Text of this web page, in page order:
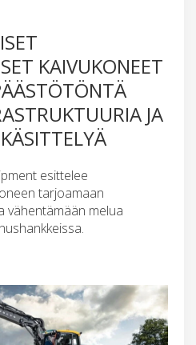
KAIVUKONEET
JA
esittelee
tarjoamaan
vähentämään melua